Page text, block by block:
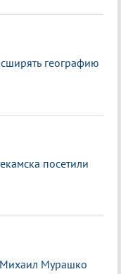
географию
посетили
Мурашко